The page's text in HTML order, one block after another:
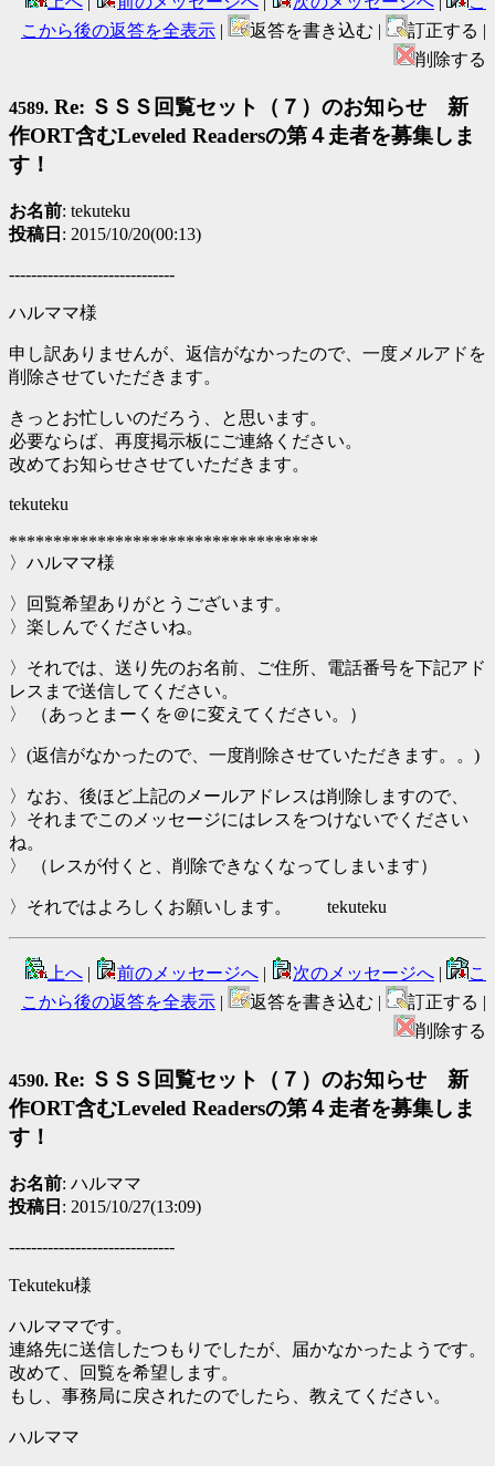
こから後の返答を全表示 | 返答を書き込む |
訂正する |
削除する
4589. Re: ＳＳＳ回覧セット（７）のお知らせ 新
作ORT含むLeveled Readersの第４走者を募集しま
す！
お名前: tekuteku
投稿日 : 2015/10/20(00:13)
------------------------------
ハルママ様
申し訳ありませんが、返信がなかったので、一度メルアドを
削除させていただきます。
きっとお忙しいのだろう、と思います。
必要ならば、再度掲示板にご連絡ください。
改めてお知らせさせていただきます。
tekuteku
***********************************
〉ハルママ様
〉回覧希望ありがとうございます。
〉楽しんでくださいね。
〉それでは、送り先のお名前、ご住所、電話番号を下記アド
レスまで送信してください。
〉 （あっとまーくを＠に変えてください。）
〉(返信がなかったので、一度削除させていただきます。。)
〉なお、後ほど上記のメールアドレスは削除しますので、
〉それまでこのメッセージにはレスをつけないでください
ね。
〉 （レスが付くと、削除できなくなってしまいます）
〉それではよろしくお願いします。 tekuteku
上へ | 前のメッセージへ | 次のメッセージへ |
こ
こから後の返答を全表示 | 返答を書き込む |
訂正する |
削除する
4590. Re: ＳＳＳ回覧セット（７）のお知らせ 新
作ORT含むLeveled Readersの第４走者を募集しま
す！
お名前: ハルママ
投稿日 : 2015/10/27(13:09)
------------------------------
Tekuteku様
ハルママです。
連絡先に送信したつもりでしたが、届かなかったようです。
改めて、回覧を希望します。
もし、事務局に戻されたのでしたら、教えてください。
ハルママ